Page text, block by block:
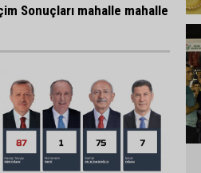
Sonuçları mahalle mahalle